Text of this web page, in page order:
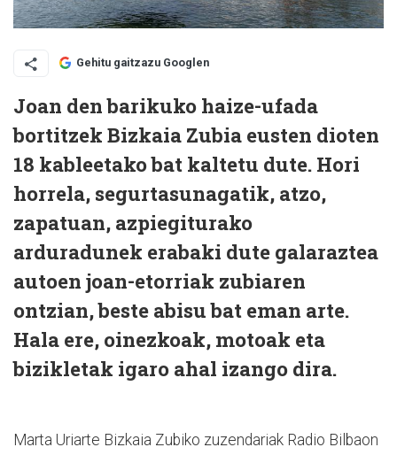
Gehitu gaitzazu Googlen
Joan den barikuko haize-ufada
bortitzek Bizkaia Zubia eusten dioten
18 kableetako bat kaltetu dute. Hori
horrela, segurtasunagatik, atzo,
zapatuan, azpiegiturako
arduradunek erabaki dute galaraztea
autoen joan-etorriak zubiaren
ontzian, beste abisu bat eman arte.
Hala ere, oinezkoak, motoak eta
bizikletak igaro ahal izango dira.
Marta Uriarte Bizkaia Zubiko zuzendariak Radio Bilbaon